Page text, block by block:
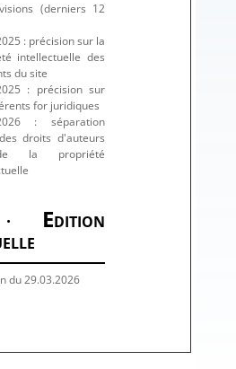
(derniers 12
: précision sur la
intellectuelle des
du site
: précision sur
for juridiques
: séparation
droits d'auteurs
la propriété
· EDITION
du 29.03.2026